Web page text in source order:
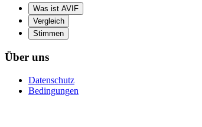
Was ist AVIF
Vergleich
Stimmen
Über uns
Datenschutz
Bedingungen